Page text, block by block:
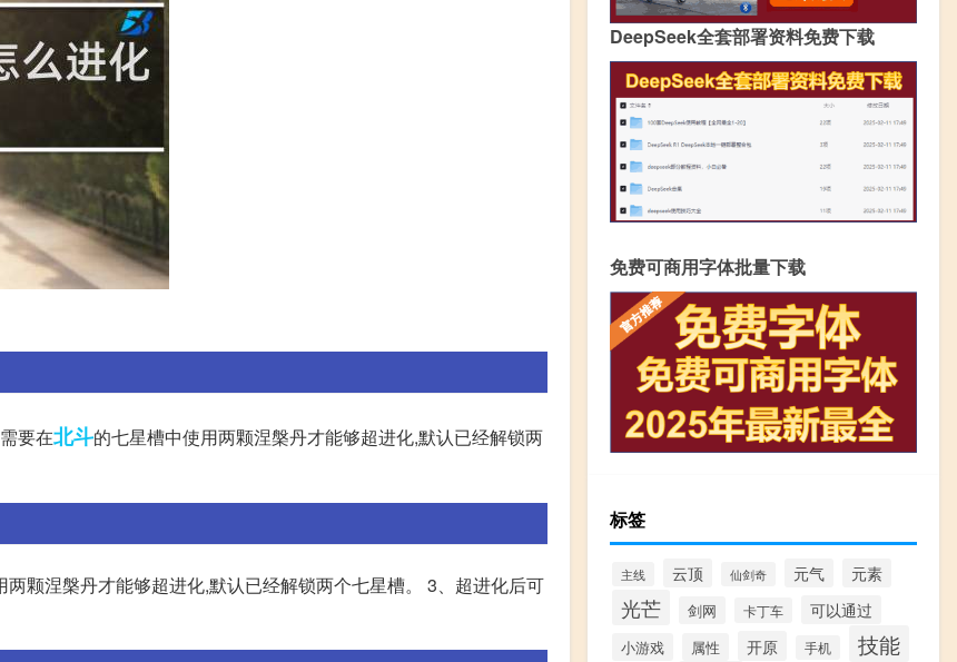
要在北斗的七星槽中使用两颗涅槃丹才能够超进化,默认已经解锁两
颗涅槃丹才能够超进化,默认已经解锁两个七星槽。 3、超进化后可
DeepSeek全套部署资料免费下载
免费可商用字体批量下载
标签
主线 云顶 仙剑奇 元气 元素
光芒 剑网 卡丁车 可以通过
小游戏 属性 开原 手机 技能